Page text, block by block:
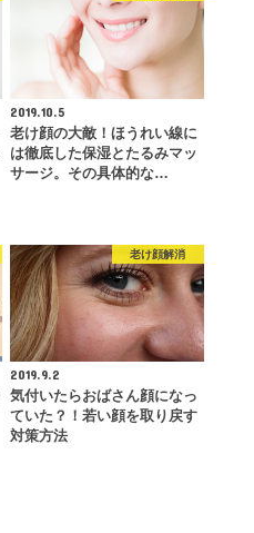
2019.10.5
老け顔の大敵！ほうれい線に
は徹底した保湿とたるみマッ
サージ。その具体的な…
老け顔解消
2019.9.2
気付いたらおばさん顔になっ
ていた？！若い顔を取り戻す
対策方法